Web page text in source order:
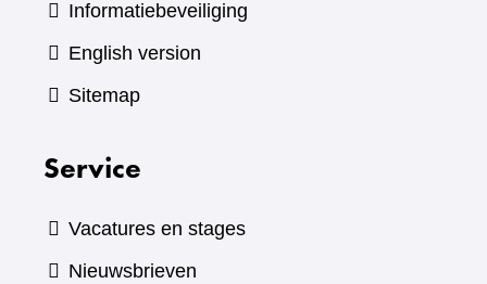
Informatiebeveiliging
English version
Sitemap
Service
Vacatures en stages
Nieuwsbrieven